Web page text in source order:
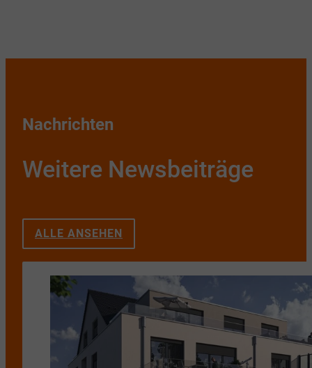
Nachrichten
Weitere Newsbeiträge
ALLE ANSEHEN